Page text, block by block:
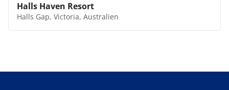
Halls Haven Resort
Halls Gap, Victoria, Australien